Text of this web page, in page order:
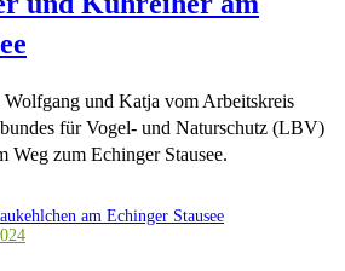
und Katja vom Arbeitskreis
für Vogel- und Naturschutz (LBV)
Weg zum Echinger Stausee.